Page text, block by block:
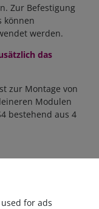
Zur Befestigung
können
werden.
das
zur Montage von
Modulen
bestehend aus 4
Linsenkopf
for ads